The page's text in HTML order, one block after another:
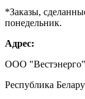
*Заказы,
понедельник.
Адрес:
ООО
Республика